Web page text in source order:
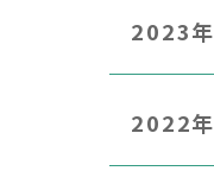
2023年
2022年